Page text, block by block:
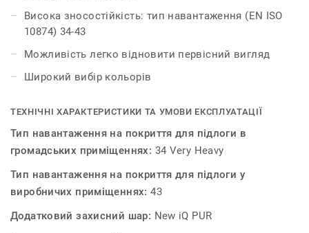
сухого полірування, щоб відновити початковий вигляд
цї підлоги. Завдяки різноманітності форматів і
узгоджених аксесуарів, включно з варіантами
акустичних, антистатичних і стійких до ковзання
пропозицією багатьох рішень.
Висока зносостійкість: тип навантаження (EN ISO
10874) 34-43
Можливість легко відновити первісний вигляд
Широкий вибір кольорів
ТЕХНІЧНІ ХАРАКТЕРИСТИКИ ТА УМОВИ ЕКСПЛУАТАЦІЇ
Тип навантаження на покриття для підлоги в
громадських приміщеннях: 34 Very Heavy
Тип навантаження на покриття для підлоги у
виробничих приміщеннях:43
Додатковий захисний шар: New iQ PUR